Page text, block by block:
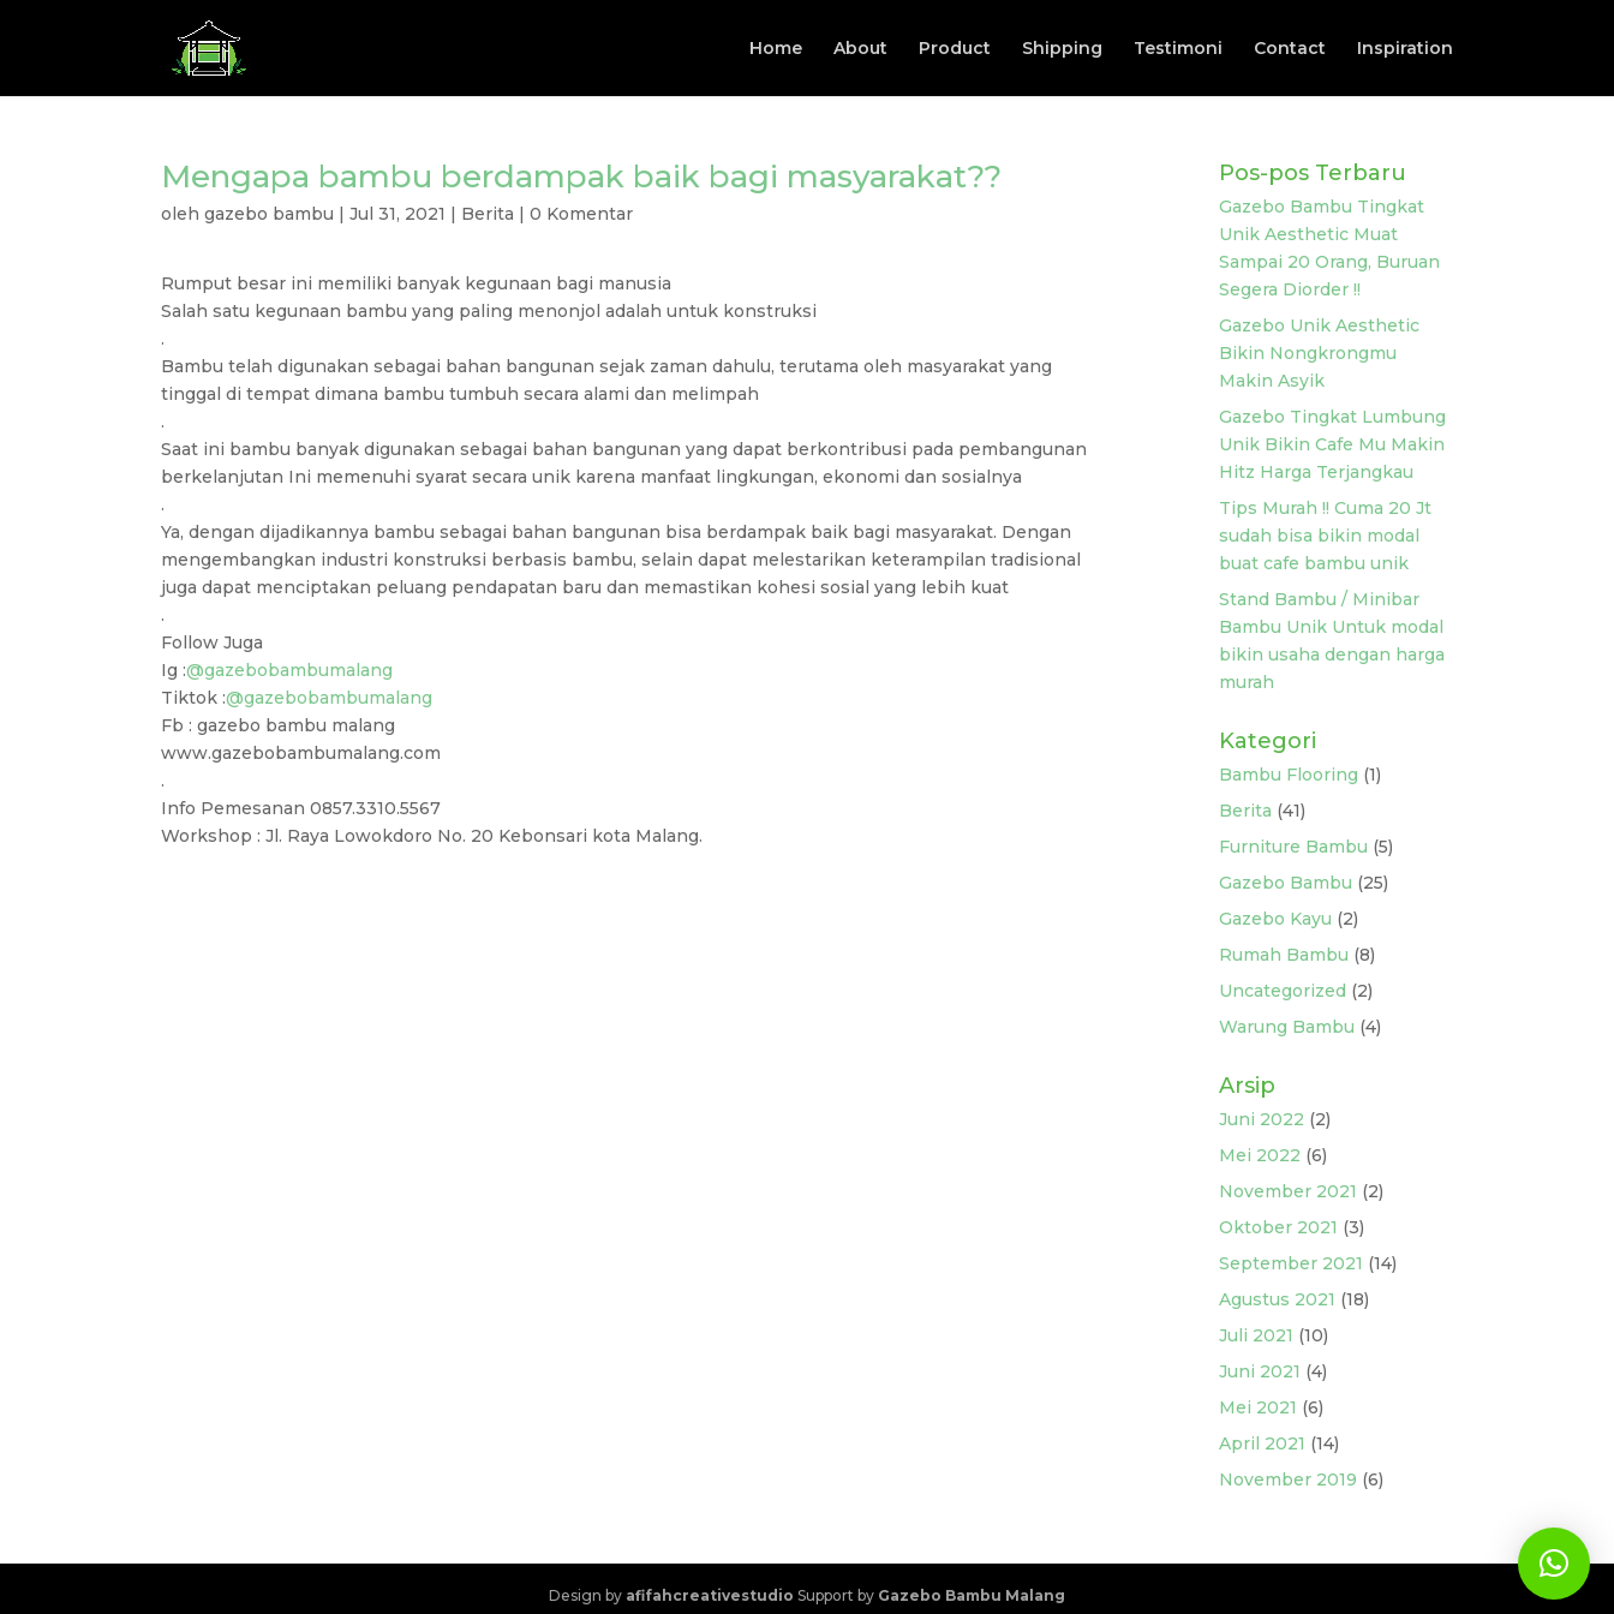
Home About Product Shipping Testimoni Contact Inspiration
Mengapa bambu berdampak baik bagi masyarakat??
olehgazebo bambu |Jul 31, 2021 | Berita |0 Komentar
Rumput besar ini memiliki banyak kegunaan bagi manusia
Salah satu kegunaan bambu yang paling menonjol adalah untuk konstruksi
.
Bambu telah digunakan sebagai bahan bangunan sejak zaman dahulu, terutama oleh masyarakat yang
tinggal di tempat dimana bambu tumbuh secara alami dan melimpah
.
Saat ini bambu banyak digunakan sebagai bahan bangunan yang dapat berkontribusi pada pembangunan
berkelanjutan Ini memenuhi syarat secara unik karena manfaat lingkungan, ekonomi dan sosialnya
.
Ya, dengan dijadikannya bambu sebagai bahan bangunan bisa berdampak baik bagi masyarakat. Dengan
mengembangkan industri konstruksi berbasis bambu, selain dapat melestarikan keterampilan tradisional
juga dapat menciptakan peluang pendapatan baru dan memastikan kohesi sosial yang lebih kuat
.
Follow Juga
Ig :@gazebobambumalang
Tiktok :@gazebobambumalang
Fb : gazebo bambu malang
www.gazebobambumalang.com
.
Info Pemesanan 0857.3310.5567
Workshop : Jl. Raya Lowokdoro No. 20 Kebonsari kota Malang.
Pos-pos Terbaru
Gazebo Bambu Tingkat
Unik Aesthetic Muat
Sampai 20 Orang, Buruan
Segera Diorder !!
Gazebo Unik Aesthetic
Bikin Nongkrongmu
Makin Asyik
Gazebo Tingkat Lumbung
Unik Bikin Cafe Mu Makin
Hitz Harga Terjangkau
Tips Murah !! Cuma 20 Jt
sudah bisa bikin modal
buat cafe bambu unik
Stand Bambu / Minibar
Bambu Unik Untuk modal
bikin usaha dengan harga
murah
Kategori
Bambu Flooring (1)
Berita (41)
Furniture Bambu (5)
Gazebo Bambu (25)
Gazebo Kayu (2)
Rumah Bambu (8)
Uncategorized (2)
Warung Bambu (4)
Arsip
Juni 2022 (2)
Mei 2022 (6)
November 2021 (2)
Oktober 2021 (3)
September 2021 (14)
Agustus 2021 (18)
Juli 2021 (10)
Juni 2021 (4)
Mei 2021 (6)
April 2021 (14)
November 2019 (6)
Design by afifahcreativestudio Support by Gazebo Bambu Malang